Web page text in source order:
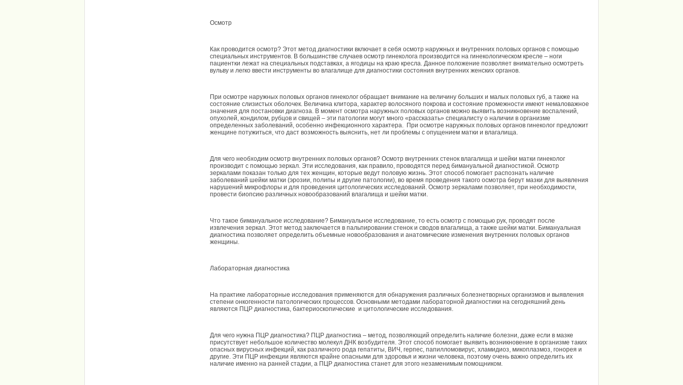
Осмотр
Как проводится осмотр? Этот метод диагностики включает в себя осмотр наружных и внутренних половых органов с помощью
специальных инструментов. В большинстве случаев осмотр гинеколога производится на гинекологическом кресле – ноги
пациентки лежат на специальных подставках, а ягодицы на краю кресла. Данное положение позволяет внимательно осмотреть
вульву и легко ввести инструменты во влагалище для диагностики состояния внутренних женских органов.
При осмотре наружных половых органов гинеколог обращает внимание на величину больших и малых половых губ, а также на
состояние слизистых оболочек. Величина клитора, характер волосяного покрова и состояние промежности имеют немаловажное
значения для постановки диагноза. В момент осмотра наружных половых органов можно выявить возникновение воспалений,
опухолей, кондилом, рубцов и свищей – эти патологии могут много «рассказать» специалисту о наличии в организме
определенных заболеваний, особенно инфекционного характера. При осмотре наружных половых органов гинеколог предложит
женщине потужиться, что даст возможность выяснить, нет ли проблемы с опущением матки и влагалища.
Для чего необходим осмотр внутренних половых органов? Осмотр внутренних стенок влагалища и шейки матки гинеколог
производит с помощью зеркал. Эти исследования, как правило, проводятся перед бимануальной диагностикой. Осмотр
зеркалами показан только для тех женщин, которые ведут половую жизнь. Этот способ помогает распознать наличие
заболеваний шейки матки (эрозии, полипы и другие патологии), во время проведения такого осмотра берут мазки для выявления
нарушений микрофлоры и для проведения цитологических исследований. Осмотр зеркалами позволяет, при необходимости,
провести биопсию различных новообразований влагалища и шейки матки.
Что такое бимануальное исследование? Бимануальное исследование, то есть осмотр с помощью рук, проводят после
извлечения зеркал. Этот метод заключается в пальпировании стенок и сводов влагалища, а также шейки матки. Бимануальная
диагностика позволяет определить объемные новообразования и анатомические изменения внутренних половых органов
женщины.
Лабораторная диагностика
На практике лабораторные исследования применяются для обнаружения различных болезнетворных организмов и выявления
степени онкогенности патологических процессов. Основными методами лабораторной диагностики на сегодняшний день
являются ПЦР диагностика, бактериоскопические и цитологические исследования.
Для чего нужна ПЦР диагностика? ПЦР диагностика – метод, позволяющий определить наличие болезни, даже если в мазке
присутствует небольшое количество молекул ДНК возбудителя. Этот способ помогает выявить возникновение в организме таких
опасных вирусных инфекций, как различного рода гепатиты, ВИЧ, герпес, папилломовирус, хламидиоз, микоплазмоз, гонорея и
другие. Эти ПЦР инфекции являются крайне опасными для здоровья и жизни человека, поэтому очень важно определить их
наличие именно на ранней стадии, а ПЦР диагностика станет для этого незаменимым помощником.